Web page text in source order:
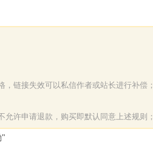
链接失效可以私信作者或站长进行补偿；
许申请退款，购买即默认同意上述规则；
"